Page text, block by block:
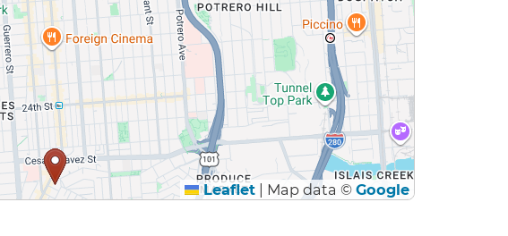
Leaflet | Map data © Google